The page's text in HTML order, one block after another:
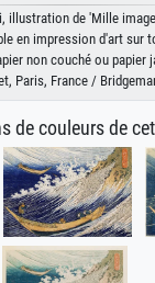
illustration de 'Mille
en impression d'art sur
non couché ou papier
Paris, France /
de couleurs de